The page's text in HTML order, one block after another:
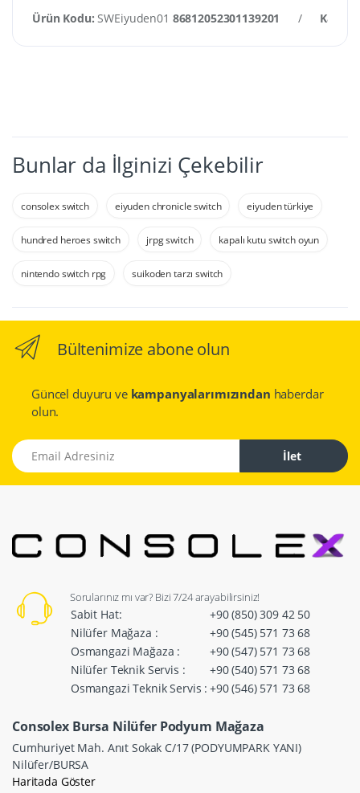
Ürün Kodu: SWEiyuden01 86812052301139201 /
Bunlar da İlginizi Çekebilir
consolex switch eiyuden chronicle switch eiyuden türkiye
hundred heroes switch jrpg switch kapalı kutu switch oyun
nintendo switch rpg suikoden tarzı switch
Bültenimize abone olun
Güncel duyuru ve kampanyalarımızından haberdar
olun.
Email Adresiniz
İlet
Sorularınız mı var? Bizi 7/24 arayabilirsiniz!
Sabit Hat:
+90 (850) 309 42 50
Nilüfer Mağaza :
+90 (545) 571 73 68
Osmangazi Mağaza :
+90 (547) 571 73 68
Nilüfer Teknik Servis :
+90 (540) 571 73 68
Osmangazi Teknik Servis : +90 (546) 571 73 68
Consolex Bursa Nilüfer Podyum Mağaza
Cumhuriyet Mah. Anıt Sokak C/17 (PODYUMPARK YANI)
Nilüfer/BURSA
Haritada Göster